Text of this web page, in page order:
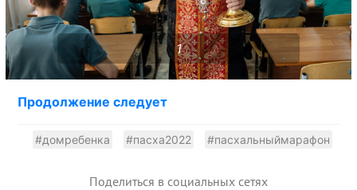
1
Продолжение следует
#домребенка #пасха2022 #пасхальныймарафон
Поделиться в социальных сетях